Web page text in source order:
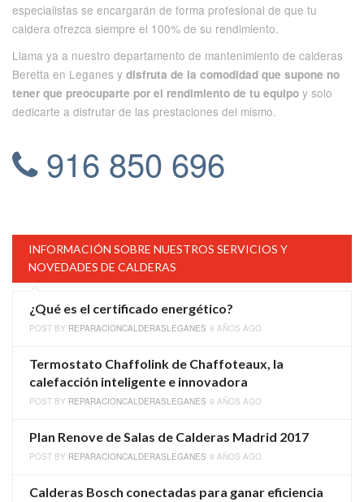
especialistas se encargarán de forma profesional de que tu
caldera ofrezca siempre el 100% de su rendimiento.
Llama ya a nuestro departamento de mantenimiento de calderas
Beretta en Leganes y disfruta de la comodidad que supone no
tener que preocuparte por el rendimiento de tu equipo y solo
dedicarte a disfrutar de las prestaciones del mismo.
916 850 696
INFORMACIÓN SOBRE NUESTROS SERVICIOS Y
NOVEDADES DE CALDERAS
¿Qué es el certificado energético?
POST BY REPARACIONCALDERASLEGANES 9 AÑOS AGO
Termostato Chaffolink de Chaffoteaux, la
calefacción inteligente e innovadora
POST BY REPARACIONCALDERASLEGANES 9 AÑOS AGO
Plan Renove de Salas de Calderas Madrid 2017
POST BY REPARACIONCALDERASLEGANES 9 AÑOS AGO
Calderas Bosch conectadas para ganar eficiencia